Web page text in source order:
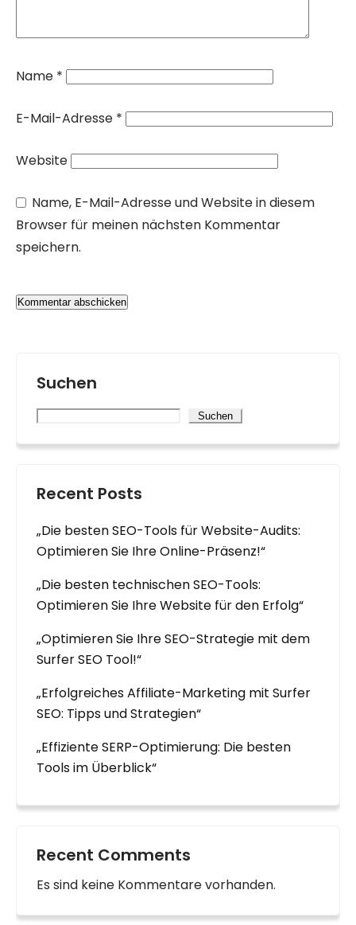
Name *
E-Mail-Adresse *
Website
Name, E-Mail-Adresse und Website in diesem
Browser für meinen nächsten Kommentar
speichern.
Suchen
Suchen
Recent Posts
„Die besten SEO-Tools für Website-Audits:
Optimieren Sie Ihre Online-Präsenz!“
„Die besten technischen SEO-Tools:
Optimieren Sie Ihre Website für den Erfolg“
„Optimieren Sie Ihre SEO-Strategie mit dem
Surfer SEO Tool!“
„Erfolgreiches Affiliate-Marketing mit Surfer
SEO: Tipps und Strategien“
„Effiziente SERP-Optimierung: Die besten
Tools im Überblick“
Recent Comments
Es sind keine Kommentare vorhanden.